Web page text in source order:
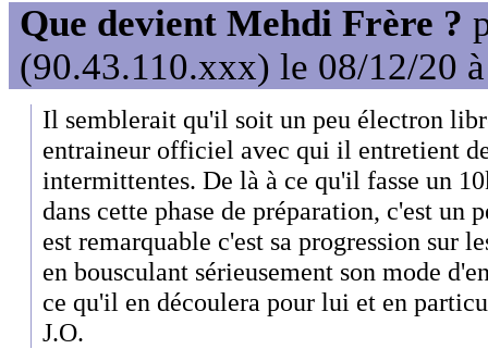
Que devient Mehdi Frère ?
(90.43.110.xxx) le 08/12/20
Il semblerait qu'il soit un peu électron
entraineur officiel avec qui il entretient
intermittentes. De là à ce qu'il fasse un
dans cette phase de préparation, c'est un
est remarquable c'est sa progression sur
en bousculant sérieusement son mode
ce qu'il en découlera pour lui et en
J.O.